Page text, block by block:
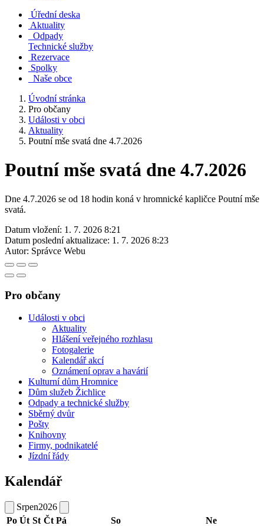
Úřední deska
Aktuality
Odpady
Technické služby
Rezervace
Spolky
Naše obce
Úvodní stránka
Pro občany
Události v obci
Aktuality
Poutní mše svatá dne 4.7.2026
Poutní mše svatá dne 4.7.2026
Dne 4.7.2026 se od 18 hodin koná v hromnické kapličce Poutní mše
svatá.
Datum vložení: 1. 7. 2026 8:21
Datum poslední aktualizace: 1. 7. 2026 8:23
Autor: Správce Webu
Pro občany
Události v obci
Aktuality
Hlášení veřejného rozhlasu
Fotogalerie
Kalendář akcí
Oznámení oprav a havárií
Kulturní dům Hromnice
Dům služeb Žichlice
Odpady a technické služby
Sběrný dvůr
Pošty
Knihovny
Firmy, podnikatelé
Jízdní řády
Kalendář
Srpen2026
Po Út St Čt Pá So Ne